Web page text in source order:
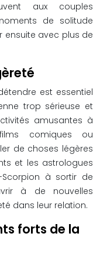
aux couples
de solitude
ensuite avec plus de
est essentiel
trop sérieuse et
amusantes à
comiques ou
de choses légères
et les astrologues
à sortir de
à de nouvelles
dans leur relation.
forts de la